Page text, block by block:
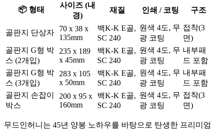
📦 형태
사이즈 (내
경)
재질 인쇄 / 코팅 구조
골판지 단상자
70 x 38 x
135mm
백K-K E골,
SC 240
원색 4도, 무
광 코팅
접착(3
면)
골판지 G형 박
스 (2개입)
235 x 189
x 45mm
백K-K E골,
SC 240
원색 4도, 무
광 코팅
내부패
드 포함
골판지 G형 박
스 (3개입)
283 x 105
x 50mm
백K-K E골,
SC 240
원색 4도, 무
광 코팅
내부패
드 포함
골판지 손잡이
박스
200 x 95 x
160mm
백K-K E골,
SC 240
원색 4도, 무
광 코팅
접착(3
면)
무드인허니는 45년 양봉 노하우를 바탕으로 탄생한 프리미엄